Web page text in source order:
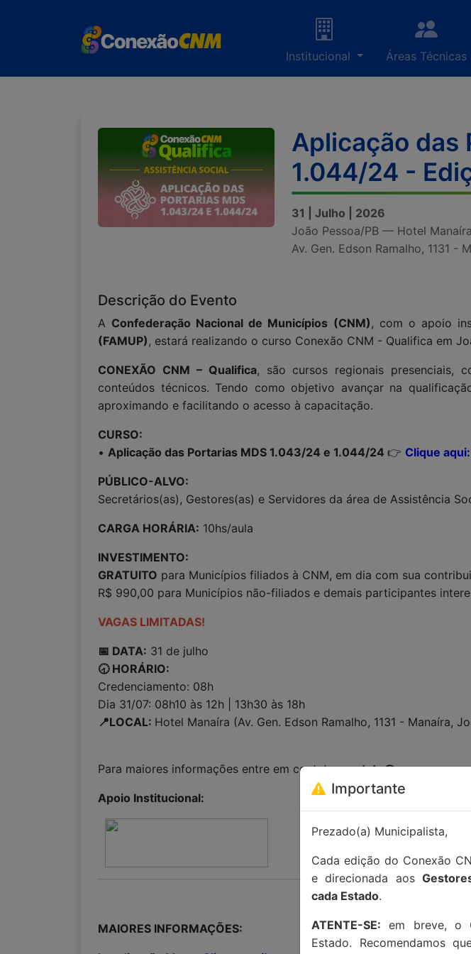
Institucional Áreas Técnicas
Aplicação das
1.044/24 -
31 | Julho | 2026
João Pessoa/PB — Hotel Manaíra
Av. Gen. Edson Ramalho, 1131 -
Descrição do Evento
A Confederação Nacional de Municípios (CNM), com o apoio
(FAMUP), estará realizando o curso Conexão CNM - Qualifica em
CONEXÃO CNM – Qualifica, são cursos regionais presenciais,
conteúdos técnicos. Tendo como objetivo avançar na
aproximando e facilitando o acesso à capacitação.
CURSO:
• Aplicação das Portarias MDS 1.043/24 e 1.044/24 👉 Clique
PÚBLICO-ALVO:
Secretários(as), Gestores(as) e Servidores da área de Assistência
CARGA HORÁRIA: 10hs/aula
INVESTIMENTO:
GRATUITO para Municípios filiados à CNM, em dia com sua
R$ 990,00 para Municípios não-filiados e demais participantes
VAGAS LIMITADAS!
📅 DATA: 31 de julho
🕣 HORÁRIO:
Credenciamento: 08h
Dia 31/07: 08h10 às 12h | 13h30 às 18h
📍LOCAL: Hotel Manaíra (Av. Gen. Edson Ramalho, 1131 - Manaíra,
Para maiores informações entre em contato:
Apoio Institucional:
MAIORES INFORMAÇÕES:
Importante
Prezado(a) Municipalista,
Cada edição do Conexão
e direcionada aos
cada Estado.
ATENTE-SE: em breve, o
Estado. Recomendamos